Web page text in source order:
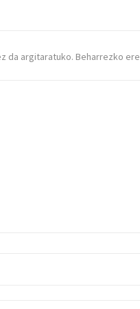
da argitaratuko. Beharrezko